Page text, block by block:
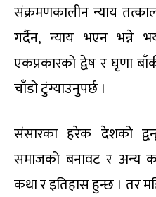
संक्रमणकालीन न्याय
गर्दैन, न्याय भएन भन्ने
एकप्रकारको द्वेष र घृणा
चाँडो टुंग्याउनुपर्छ ।
संसारका हरेक देशको
समाजको बनावट र अन्य
कथा र इतिहास हुन्छ । तर